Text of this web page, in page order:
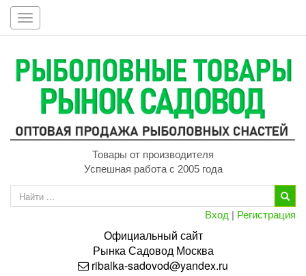
Toggle
navigation
Товары от производителя
Успешная работа с 2005 года
Вход | Регистрация
Официальный сайт
РынкаСадовод Москва
ribalka-sadovod@yandex.ru